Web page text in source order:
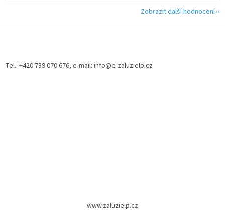
Zobrazit další hodnocení
Tel.: +420 739 070 676, e-mail: info@e-zaluzielp.cz
www.zaluzielp.cz